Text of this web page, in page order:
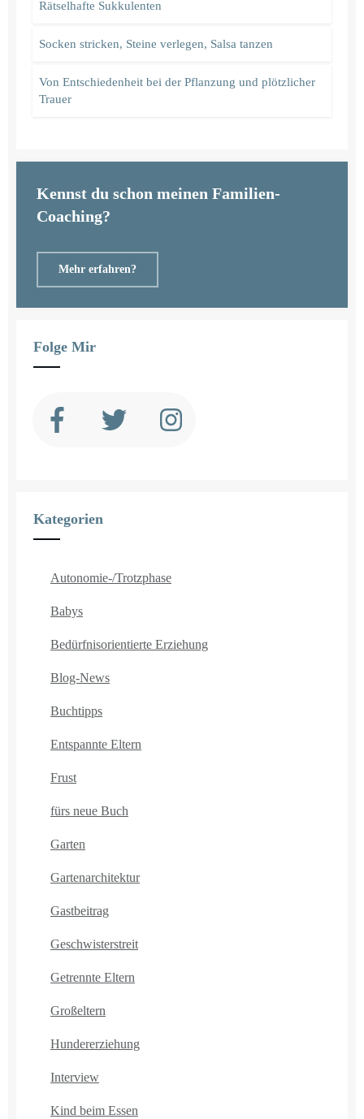
Rätselhafte Sukkulenten
Socken stricken, Steine verlegen, Salsa tanzen
Von Entschiedenheit bei der Pflanzung und plötzlicher
Trauer
Kennst du schon meinen Familien-
Coaching?
Mehr erfahren?
Folge Mir
Kategorien
Autonomie-/Trotzphase
Babys
Bedürfnisorientierte Erziehung
Blog-News
Buchtipps
Entspannte Eltern
Frust
fürs neue Buch
Garten
Gartenarchitektur
Gastbeitrag
Geschwisterstreit
Getrennte Eltern
Großeltern
Hundererziehung
Interview
Kind beim Essen